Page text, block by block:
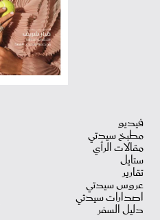
فيديو
مطبخ سيدتي
مقالات الرأي
ستايل
تقارير
عروس سيدتي
اصدارات سيدتي
دليل السفر